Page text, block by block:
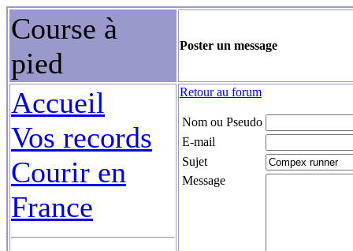
Course à
pied
Poster un message
Accueil
Vos records
Courir en
France
Retour au forum
Nom ou Pseudo
E-mail
Sujet
Message